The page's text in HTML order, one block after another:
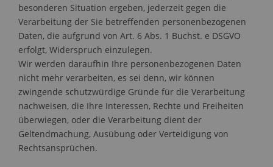
besonderen Situation ergeben, jederzeit gegen die
Verarbeitung der Sie betreffenden personenbezogenen
Daten, die aufgrund von Art. 6 Abs. 1 Buchst. e DSGVO
erfolgt, Widerspruch einzulegen.
Wir werden daraufhin Ihre personenbezogenen Daten
nicht mehr verarbeiten, es sei denn, wir können
zwingende schutzwürdige Gründe für die Verarbeitung
nachweisen, die Ihre Interessen, Rechte und Freiheiten
überwiegen, oder die Verarbeitung dient der
Geltendmachung, Ausübung oder Verteidigung von
Rechtsansprüchen.